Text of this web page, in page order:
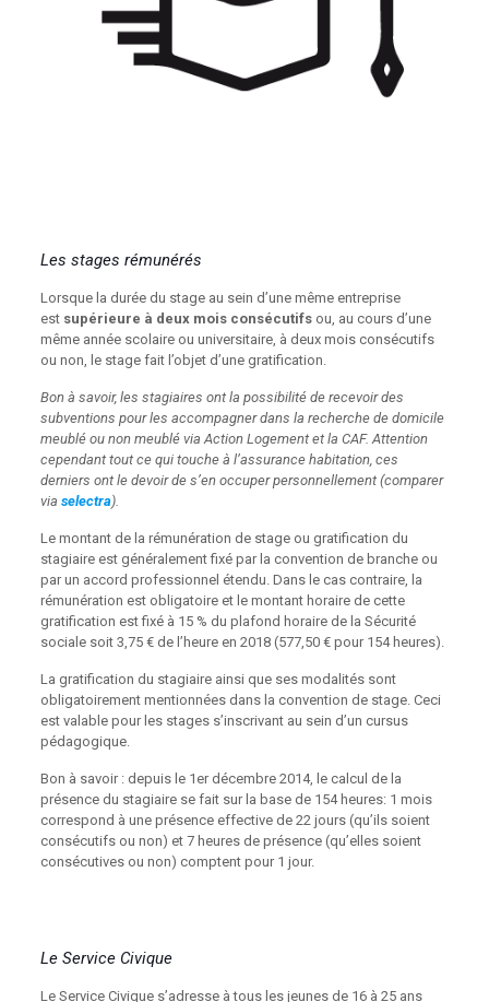
Les stages rémunérés
Lorsque la durée du stage au sein d’une même entreprise
est supérieure à deux mois consécutifsou, au cours d’une
même année scolaire ou universitaire, à deux mois consécutifs
ou non, le stage fait l’objet d’une gratification.
Bon à savoir, les stagiaires ont la possibilité de recevoir des
subventions pour les accompagner dans la recherche de domicile
meublé ou non meublé via Action Logement et la CAF. Attention
cependant tout ce qui touche à l’assurance habitation, ces
derniers ont le devoir de s’en occuper personnellement (comparer
via selectra).
Le montant de la rémunération de stage ou gratification du
stagiaire est généralement fixé par la convention de branche ou
par un accord professionnel étendu. Dans le cas contraire, la
rémunération est obligatoire et le montant horaire de cette
gratification est fixé à 15 % du plafond horaire de la Sécurité
sociale soit 3,75 € de l’heure en 2018 (577,50 € pour 154 heures).
La gratification du stagiaire ainsi que ses modalités sont
obligatoirement mentionnées dans la convention de stage. Ceci
est valable pour les stages s’inscrivant au sein d’un cursus
pédagogique.
Bon à savoir : depuis le 1er décembre 2014, le calcul de la
présence du stagiaire se fait sur la base de 154 heures: 1 mois
correspond à une présence effective de 22 jours (qu’ils soient
consécutifs ou non) et 7 heures de présence (qu’elles soient
consécutives ou non) comptent pour 1 jour.
Le Service Civique
Le Service Civique s’adresse à tous les jeunes de 16 à 25 ans